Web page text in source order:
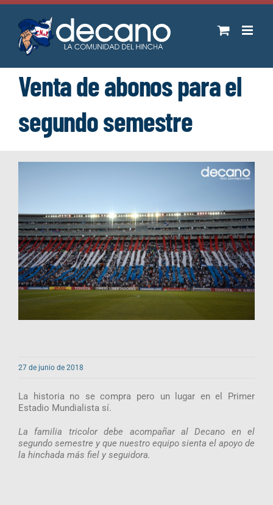
Saltar
contenido
Venta de abonos para el
segundo semestre
27 de junio de 2018
La historia no se compra pero un lugar en el Primer
Estadio Mundialista sí.
La familia tricolor debe acompañar al Decano en el
segundo semestre y que nuestro equipo sienta el apoyo de
la hinchada más fiel y seguidora.